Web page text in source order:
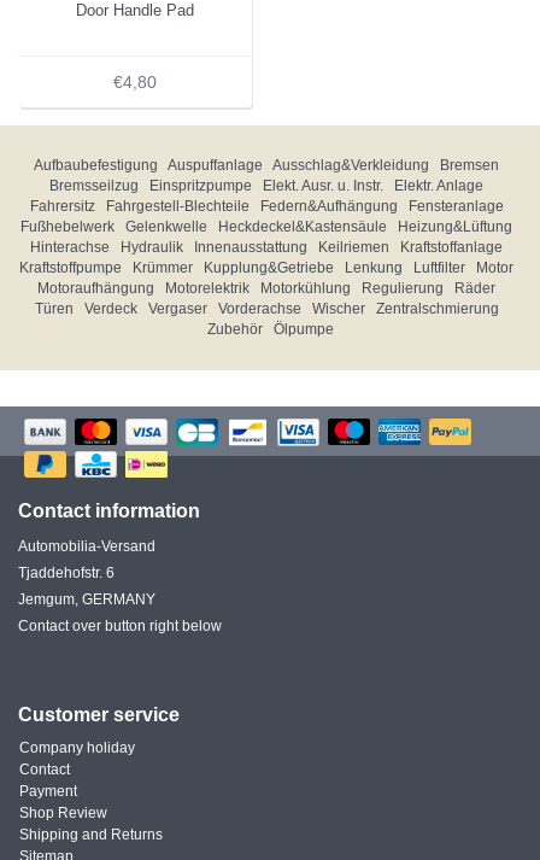
Door Handle Pad
€4,80
Aufbaubefestigung Auspuffanlage Ausschlag&Verkleidung
Bremsen
Bremsseilzug
Einspritzpumpe Elekt. Ausr. u. Instr.
Elektr. Anlage
Fahrersitz
Fahrgestell-Blechteile Federn&Aufhängung
Fensteranlage
Fußhebelwerk
Gelenkwelle Heckdeckel&Kastensäule
Heizung&Lüftung
Hinterachse
Hydraulik Innenausstattung Keilriemen
Kraftstoffanlage
Kraftstoffpumpe
Krümmer Kupplung&Getriebe Lenkung Luftfilter
Motor
Motoraufhängung
Motorelektrik Motorkühlung Regulierung
Räder
Türen
Verdeck Vergaser Vorderachse Wischer
Zentralschmierung
Zubehör
Ölpumpe
Contact information
Automobilia-Versand
Tjaddehofstr. 6
Jemgum, GERMANY
Contact over button right below
Customer service
Company holiday
Contact
Payment
Shop Review
Shipping and Returns
Sitemap